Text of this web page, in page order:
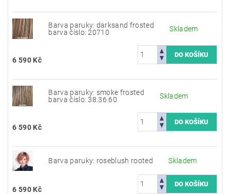
Barva paruky: darksand frosted
barva číslo: 20710
Skladem
6 590 Kč
Barva paruky: smoke frosted
barva číslo: 38.36.60
Skladem
6 590 Kč
Barva paruky: roseblush rooted Skladem
6 590 Kč